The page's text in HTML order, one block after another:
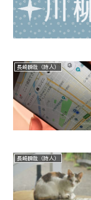
長崎瞬哉（詩人）
長崎瞬哉（詩人）